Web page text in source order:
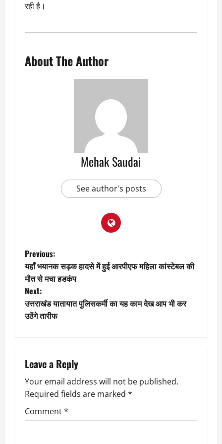
रही है।
About The Author
Mehak Saudai
See author's posts
P
o
s
t
a
v
i
g
Previous:
यहाँ भयानक सड़क हादसे में हुई आरपीएफ महिला कांस्टेबल की
मौत से मचा हडकंप
Next:
उत्तराखंड यातायात पुलिसकर्मी का यह काम देख आप भी कर
उठेंगे तारीफ
Leave a Reply
Your email address will not be published.
Required fields are marked *
Comment*